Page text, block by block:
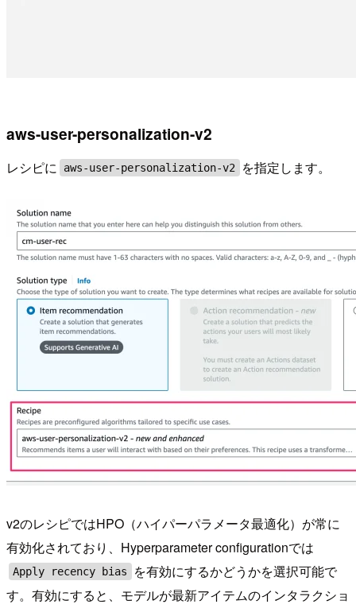
aws-user-personalization-v2
レシピに aws-user-personalization-v2 を指定します。
v2のレシピではHPO（ハイパーパラメータ最適化）が常に
有効化されており、Hyperparameter configurationでは
Apply recency bias
を有効にするかどうかを選択可能で
す。有効にすると、モデルが最新アイテムのインタラクショ